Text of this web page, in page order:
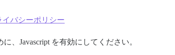
イバシーポリシー
、Javascript を有効にしてください。